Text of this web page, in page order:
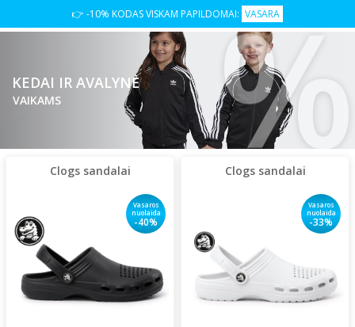
👉 -10% KODAS VISKAM PAPILDOMAI: VASARA
KEDAI IR AVALYNĖ
VAIKAMS %
Clogs sandalai
Vasaros
nuolaida
-40%
Clogs sandalai
Vasaros
nuolaida
-33%